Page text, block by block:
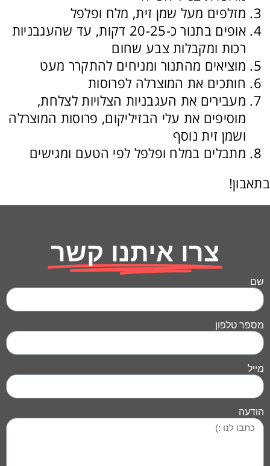
מזלפים מעל שמן זית, מלח ופלפל
אופים בתנור כ-20-25 דקות, עד שהעגבניות
רכות ומקבלות צבע שחום
מוציאים מהתנור ומניחים להתקרר מעט
חותכים את המוצרלה לפרוסות
מעבירים את העגבניות הצלויות לצלחת,
מוסיפים את עלי הבזיליקום, פרוסות המוצרלה
ושמן זית נוסף
מתבלים במלח ופלפל לפי הטעם ומגישים
בתאבון!
צרו איתנו קשר
שם
מספר טלפון
מייל
הודעה